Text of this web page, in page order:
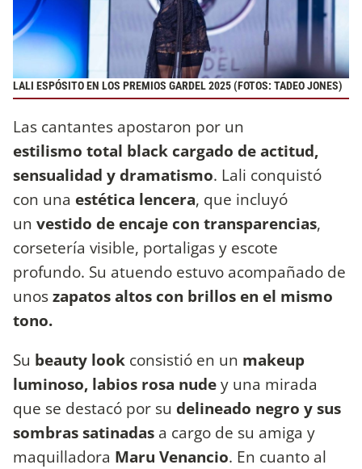
LALI ESPÓSITO EN LOS PREMIOS GARDEL 2025 (FOTOS: TADEO JONES)
Las cantantes apostaron por un
estilismo total black cargado de actitud,
sensualidad y dramatismo. Lali conquistó
con una estética lencera, que incluyó
un vestido de encaje con transparencias,
corsetería visible, portaligas y escote
profundo. Su atuendo estuvo acompañado de
unoszapatos altos con brillos en el mismo
tono.
Su beauty look consistió en un makeup
luminoso, labios rosa nudey una mirada
que se destacó por su delineado negro y sus
sombras satinadas a cargo de su amiga y
maquilladora Maru Venancio. En cuanto al